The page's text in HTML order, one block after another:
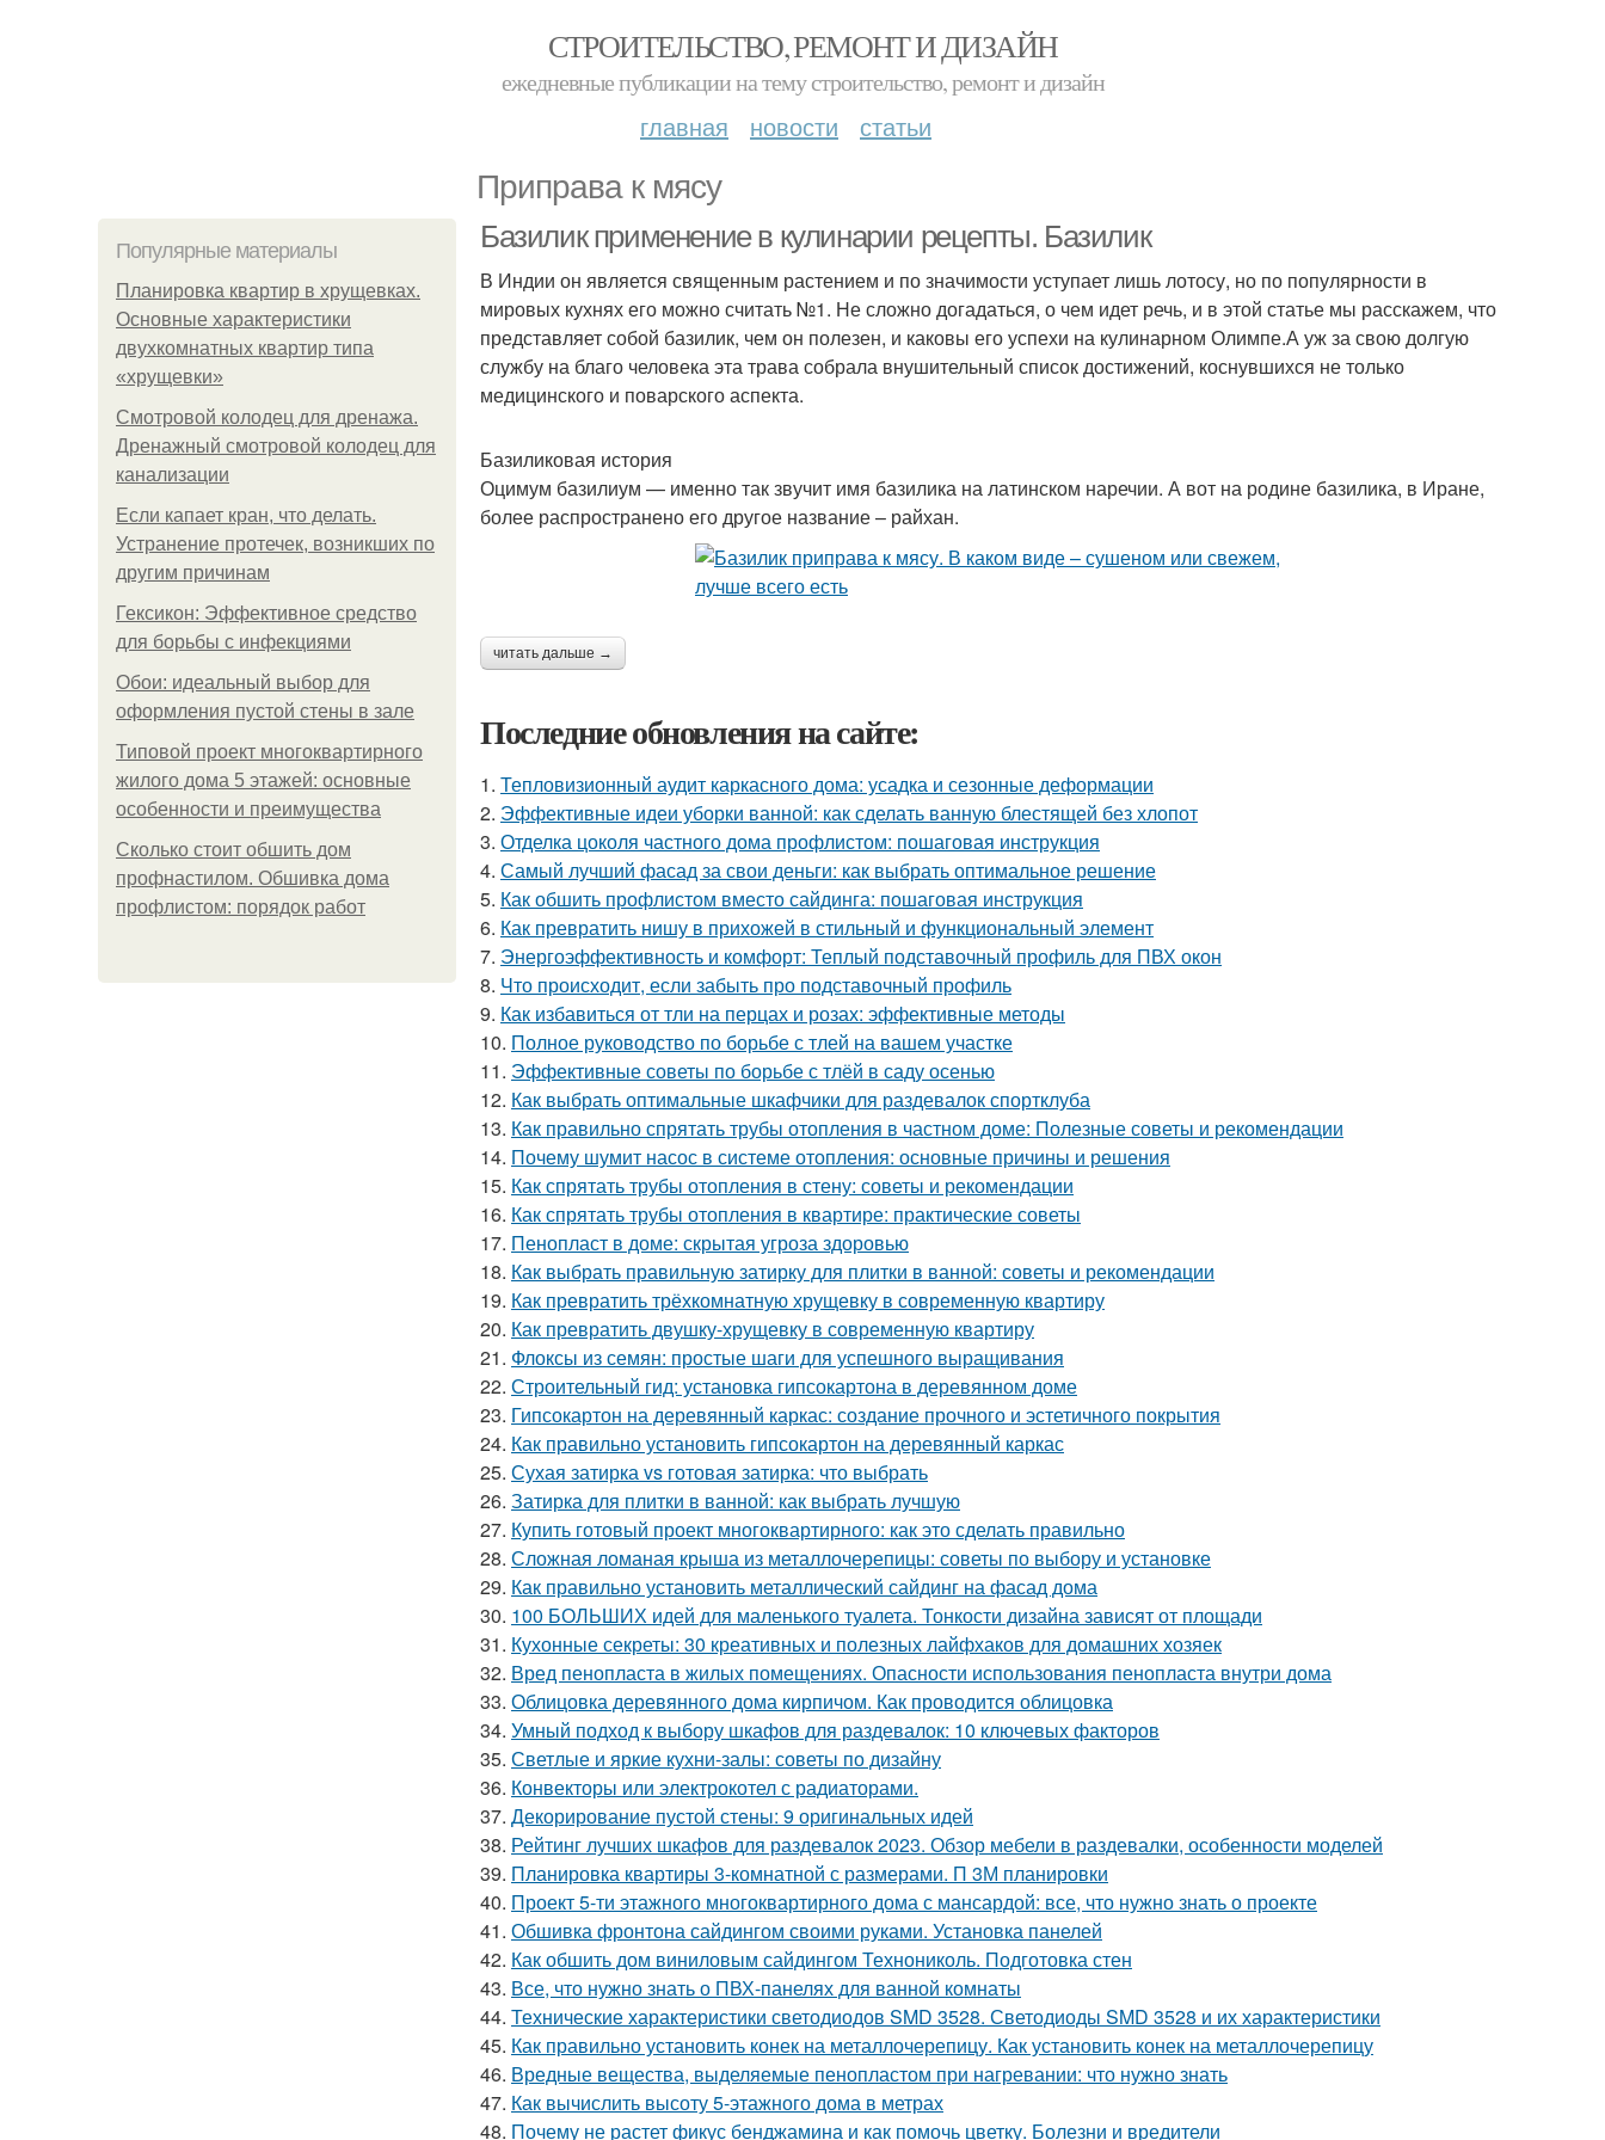
СТРОИТЕЛЬСТВО, РЕМОНТ И ДИЗАЙН
ежедневные публикации на тему строительство, ремонт и дизайн
главная новости статьи
Приправа к мясу
Популярные материалы
Планировка квартир в хрущевках.
Основные характеристики
двухкомнатных квартир типа
«хрущевки»
Смотровой колодец для дренажа.
Дренажный смотровой колодец для
канализации
Если капает кран, что делать.
Устранение протечек, возникших по
другим причинам
Гексикон: Эффективное средство
для борьбы с инфекциями
Обои: идеальный выбор для
оформления пустой стены в зале
Типовой проект многоквартирного
жилого дома 5 этажей: основные
особенности и преимущества
Сколько стоит обшить дом
профнастилом. Обшивка дома
профлистом: порядок работ
Базилик применение в кулинарии рецепты. Базилик
В Индии он является священным растением и по значимости уступает лишь лотосу, но по популярности в
мировых кухнях его можно считать №1. Не сложно догадаться, о чем идет речь, и в этой статье мы расскажем, что
представляет собой базилик, чем он полезен, и каковы его успехи на кулинарном Олимпе.А уж за свою долгую
службу на благо человека эта трава собрала внушительный список достижений, коснувшихся не только
медицинского и поварского аспекта.
Базиликовая история
Оцимум базилиум — именно так звучит имя базилика на латинском наречии. А вот на родине базилика, в Иране,
более распространено его другое название – райхан.
читать дальше →
Последние обновления на сайте:
1. Тепловизионный аудит каркасного дома: усадка и сезонные деформации
2. Эффективные идеи уборки ванной: как сделать ванную блестящей без хлопот
3. Отделка цоколя частного дома профлистом: пошаговая инструкция
4. Самый лучший фасад за свои деньги: как выбрать оптимальное решение
5. Как обшить профлистом вместо сайдинга: пошаговая инструкция
6. Как превратить нишу в прихожей в стильный и функциональный элемент
7. Энергоэффективность и комфорт: Теплый подставочный профиль для ПВХ окон
8. Что происходит, если забыть про подставочный профиль
9. Как избавиться от тли на перцах и розах: эффективные методы
10. Полное руководство по борьбе с тлей на вашем участке
11. Эффективные советы по борьбе с тлёй в саду осенью
12. Как выбрать оптимальные шкафчики для раздевалок спортклуба
13. Как правильно спрятать трубы отопления в частном доме: Полезные советы и рекомендации
14. Почему шумит насос в системе отопления: основные причины и решения
15. Как спрятать трубы отопления в стену: советы и рекомендации
16. Как спрятать трубы отопления в квартире: практические советы
17. Пенопласт в доме: скрытая угроза здоровью
18. Как выбрать правильную затирку для плитки в ванной: советы и рекомендации
19. Как превратить трёхкомнатную хрущевку в современную квартиру
20. Как превратить двушку-хрущевку в современную квартиру
21. Флоксы из семян: простые шаги для успешного выращивания
22. Строительный гид: установка гипсокартона в деревянном доме
23. Гипсокартон на деревянный каркас: создание прочного и эстетичного покрытия
24. Как правильно установить гипсокартон на деревянный каркас
25. Сухая затирка vs готовая затирка: что выбрать
26. Затирка для плитки в ванной: как выбрать лучшую
27. Купить готовый проект многоквартирного: как это сделать правильно
28. Сложная ломаная крыша из металлочерепицы: советы по выбору и установке
29. Как правильно установить металлический сайдинг на фасад дома
30. 100 БОЛЬШИХ идей для маленького туалета. Тонкости дизайна зависят от площади
31. Кухонные секреты: 30 креативных и полезных лайфхаков для домашних хозяек
32. Вред пенопласта в жилых помещениях. Опасности использования пенопласта внутри дома
33. Облицовка деревянного дома кирпичом. Как проводится облицовка
34. Умный подход к выбору шкафов для раздевалок: 10 ключевых факторов
35. Светлые и яркие кухни-залы: советы по дизайну
36. Конвекторы или электрокотел с радиаторами.
37. Декорирование пустой стены: 9 оригинальных идей
38. Рейтинг лучших шкафов для раздевалок 2023. Обзор мебели в раздевалки, особенности моделей
39. Планировка квартиры 3-комнатной с размерами. П 3М планировки
40. Проект 5-ти этажного многоквартирного дома с мансардой: все, что нужно знать о проекте
41. Обшивка фронтона сайдингом своими руками. Установка панелей
42. Как обшить дом виниловым сайдингом Технониколь. Подготовка стен
43. Все, что нужно знать о ПВХ-панелях для ванной комнаты
44. Технические характеристики светодиодов SMD 3528. Светодиоды SMD 3528 и их характеристики
45. Как правильно установить конек на металлочерепицу. Как установить конек на металлочерепицу
46. Вредные вещества, выделяемые пенопластом при нагревании: что нужно знать
47. Как вычислить высоту 5-этажного дома в метрах
48. Почему не растет фикус бенджамина и как помочь цветку. Болезни и вредители